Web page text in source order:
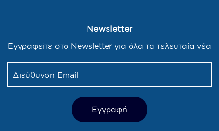
Newsletter
Εγγραφείτε στο Newsletter για όλα τα τελευταία νέα